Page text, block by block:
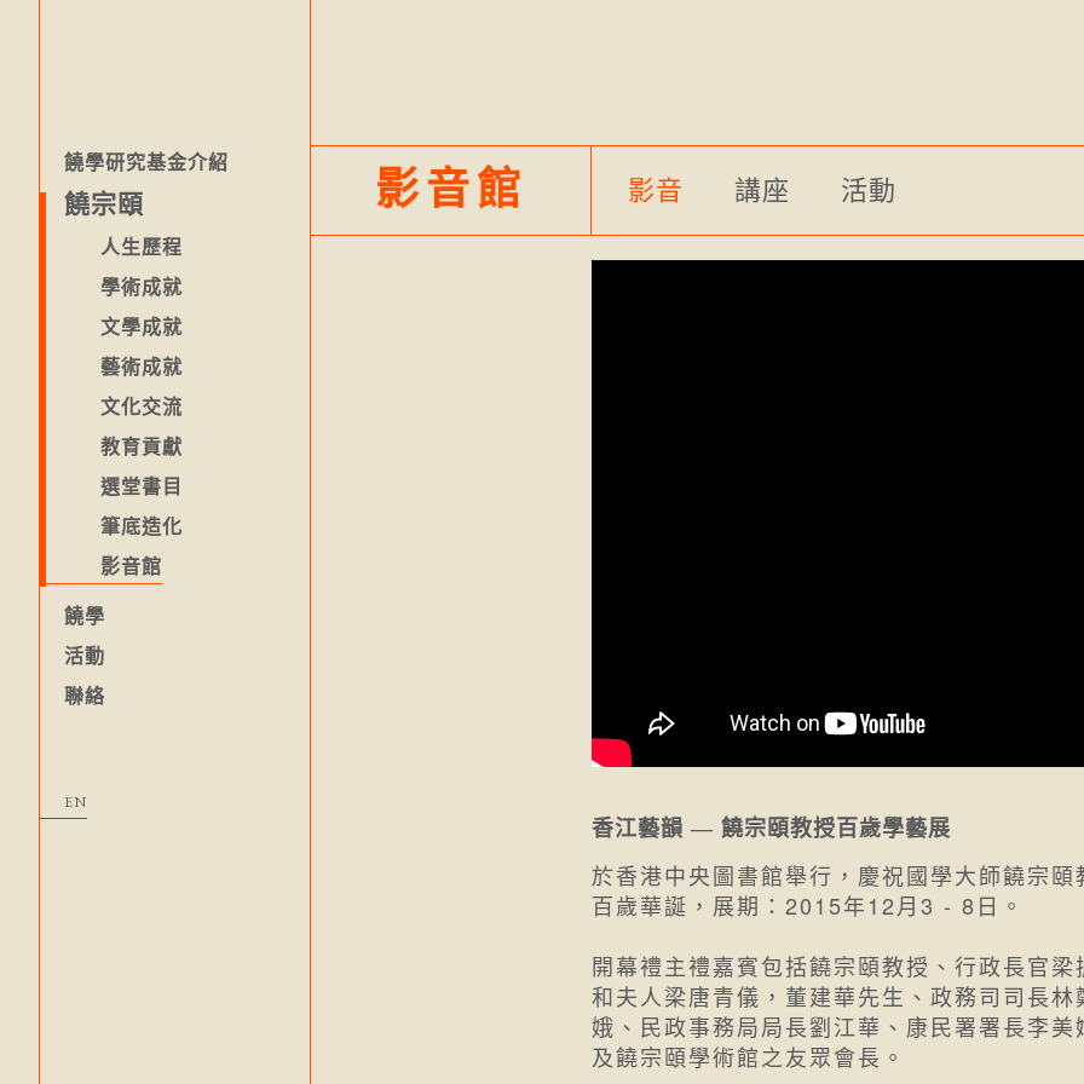
饒學研究基金介紹
饒宗頤
人生歷程
學術成就
文學成就
藝術成就
文化交流
教育貢獻
選堂書目
筆底造化
影音館
饒學
活動
聯絡
EN
影音館 影音 講座 活動
香江藝韻 — 饒宗頤教授百歲學藝展
於香港中央圖書館舉行，慶祝國學大師饒宗頤
百歲華誕，展期：2015年12月3 - 8日。
開幕禮主禮嘉賓包括饒宗頤教授、行政長官梁
和夫人梁唐青儀，董建華先生、政務司司長林
娥、民政事務局局長劉江華、康民署署長李美
及饒宗頤學術館之友眾會長。